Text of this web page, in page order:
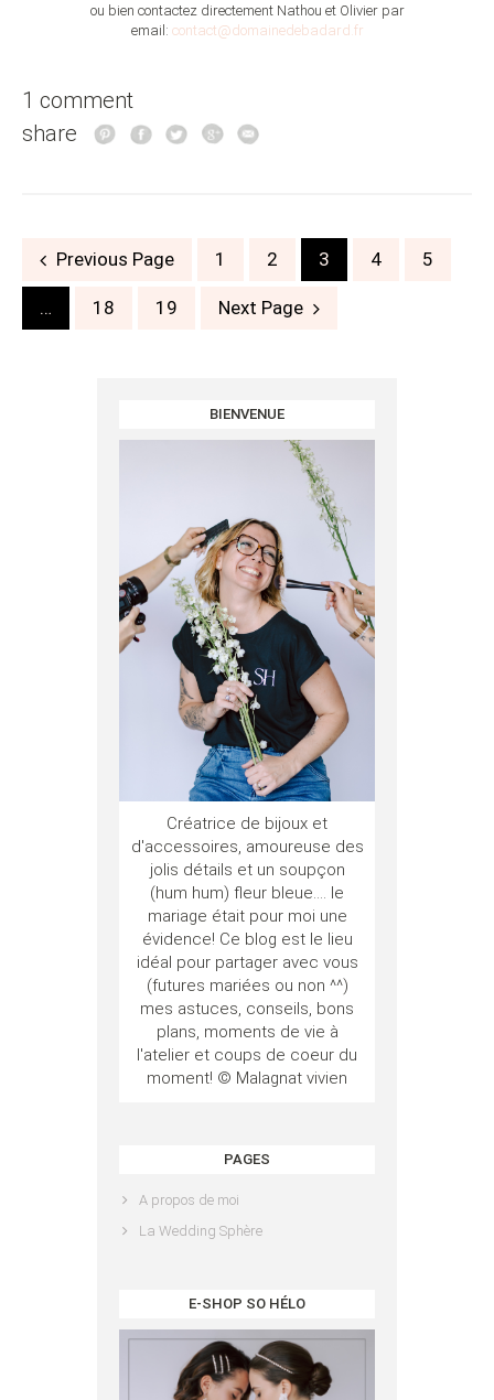
ou bien contactez directement Nathou et Olivier par
email: contact@domainedebadard.fr
1 comment
share
Posts
Previous Page 1 2 3 4 5
… 18 19 Next Page
BIENVENUE
Créatrice de bijoux et
d'accessoires, amoureuse des
jolis détails et un soupçon
(hum hum) fleur bleue.... le
mariage était pour moi une
évidence! Ce blog est le lieu
idéal pour partager avec vous
(futures mariées ou non ^^)
mes astuces, conseils, bons
plans, moments de vie à
l'atelier et coups de coeur du
moment! © Malagnat vivien
PAGES
A propos de moi
La Wedding Sphère
E-SHOP SO HÉLO